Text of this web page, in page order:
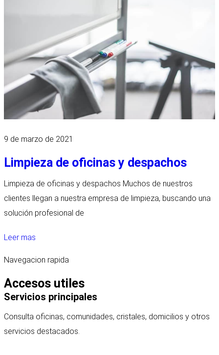
9 de marzo de 2021
Limpieza de oficinas y despachos
Limpieza de oficinas y despachos Muchos de nuestros
clientes llegan a nuestra empresa de limpieza, buscando una
solución profesional de
Leer mas
Navegacion rapida
Accesos utiles
Servicios principales
Consulta oficinas, comunidades, cristales, domicilios y otros
servicios destacados.